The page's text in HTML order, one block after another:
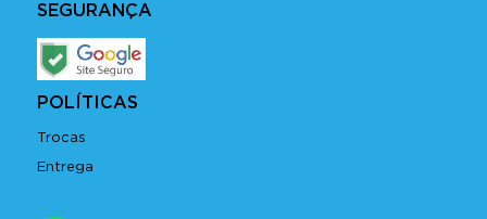
SEGURANÇA
POLÍTICAS
Trocas
Entrega